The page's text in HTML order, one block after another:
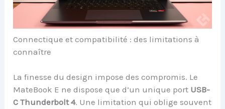
Connectique et compatibilité : des limitations à
connaître
La finesse du design impose des compromis. Le
MateBook E ne dispose que d’un unique port USB-
C Thunderbolt 4. Une limitation qui oblige souvent